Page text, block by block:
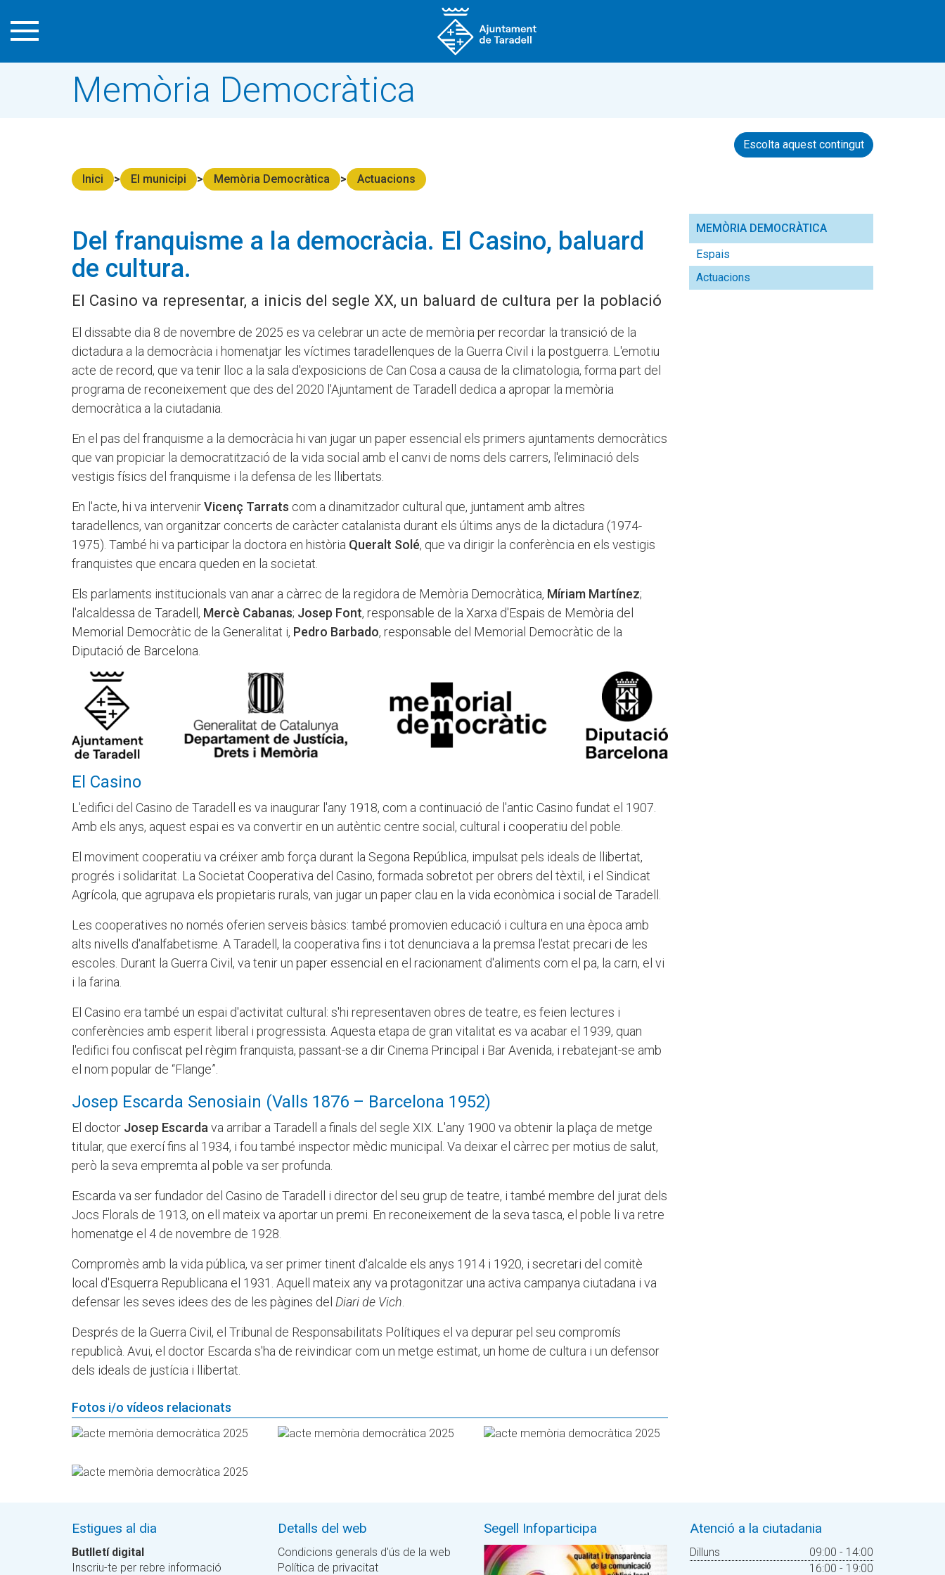
Memòria Democràtica
Escolta aquest contingut
Inici El municipi Memòria Democràtica Actuacions
Del franquisme a la democràcia. El Casino, baluard
de cultura.
El Casino va representar, a inicis del segle XX, un baluard de cultura per la població
El dissabte dia 8 de novembre de 2025 es va celebrar un acte de memòria per recordar la transició de la
dictadura a la democràcia i homenatjar les víctimes taradellenques de la Guerra Civil i la postguerra. L'emotiu
acte de record, que va tenir lloc a la sala d'exposicions de Can Cosa a causa de la climatologia, forma part del
programa de reconeixement que des del 2020 l'Ajuntament de Taradell dedica a apropar la memòria
democràtica a la ciutadania.
En el pas del franquisme a la democràcia hi van jugar un paper essencial els primers ajuntaments democràtics
que van propiciar la democratització de la vida social amb el canvi de noms dels carrers, l'eliminació dels
vestigis físics del franquisme i la defensa de les llibertats.
En l'acte, hi va intervenirVicenç Tarrats com a dinamitzador cultural que, juntament amb altres
taradellencs, van organitzar concerts de caràcter catalanista durant els últims anys de la dictadura (1974-
1975). També hi va participar la doctora en història Queralt Solé, que va dirigir la conferència en els vestigis
franquistes que encara queden en la societat.
Els parlaments institucionals van anar a càrrec de la regidora de Memòria Democràtica, Míriam Martínez;
l'alcaldessa de Taradell, Mercè Cabanas; Josep Font, responsable de la Xarxa d'Espais de Memòria del
Memorial Democràtic de la Generalitat i, Pedro Barbado, responsable del Memorial Democràtic de la
Diputació de Barcelona.
El Casino
L'edifici del Casino de Taradell es va inaugurar l'any 1918, com a continuació de l'antic Casino fundat el 1907.
Amb els anys, aquest espai es va convertir en un autèntic centre social, cultural i cooperatiu del poble.
El moviment cooperatiu va créixer amb força durant la Segona República, impulsat pels ideals de llibertat,
progrés i solidaritat. La Societat Cooperativa del Casino, formada sobretot per obrers del tèxtil, i el Sindicat
Agrícola, que agrupava els propietaris rurals, van jugar un paper clau en la vida econòmica i social de Taradell.
Les cooperatives no només oferien serveis bàsics: també promovien educació i cultura en una època amb
alts nivells d'analfabetisme. A Taradell, la cooperativa fins i tot denunciava a la premsa l'estat precari de les
escoles. Durant la Guerra Civil, va tenir un paper essencial en el racionament d'aliments com el pa, la carn, el vi
i la farina.
El Casino era també un espai d'activitat cultural: s'hi representaven obres de teatre, es feien lectures i
conferències amb esperit liberal i progressista. Aquesta etapa de gran vitalitat es va acabar el 1939, quan
l'edifici fou confiscat pel règim franquista, passant-se a dir Cinema Principal i Bar Avenida, i rebatejant-se amb
el nom popular de “Flange”.
Josep Escarda Senosiain (Valls 1876 – Barcelona 1952)
El doctor Josep Escardava arribar a Taradell a finals del segle XIX. L'any 1900 va obtenir la plaça de metge
titular, que exercí fins al 1934, i fou també inspector mèdic municipal. Va deixar el càrrec per motius de salut,
però la seva empremta al poble va ser profunda.
Escarda va ser fundador del Casino de Taradell i director del seu grup de teatre, i també membre del jurat dels
Jocs Florals de 1913, on ell mateix va aportar un premi. En reconeixement de la seva tasca, el poble li va retre
homenatge el 4 de novembre de 1928.
Compromès amb la vida pública, va ser primer tinent d'alcalde els anys 1914 i 1920, i secretari del comitè
local d'Esquerra Republicana el 1931. Aquell mateix any va protagonitzar una activa campanya ciutadana i va
defensar les seves idees des de les pàgines del Diari de Vich.
Després de la Guerra Civil, el Tribunal de Responsabilitats Polítiques el va depurar pel seu compromís
republicà. Avui, el doctor Escarda s'ha de reivindicar com un metge estimat, un home de cultura i un defensor
dels ideals de justícia i llibertat.
Fotos i/o vídeos relacionats
MEMÒRIA DEMOCRÀTICA
Espais
Actuacions
Estigues al dia
Butlletí digital
Inscriu-te per rebre informació
Detalls del web
Condicions generals d'ús de la web
Política de privacitat
Segell Infoparticipa Atenció a la ciutadania
Dilluns
09:00 - 14:00
16:00 - 19:00